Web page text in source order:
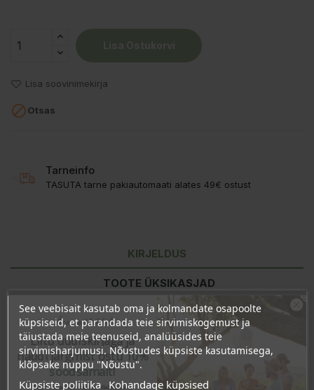
Lisa soovinimekirja
Otsas
Tarneinfo
TASUTA tarne pakiautomaati alates 49€ ostust
KIRJELDUS
TOOTE ÜKSIKASJAD
KLIENDI KOMMENTAARID
Kasutamine:1 kapsel päevas, söögikorra ajal piisava koguse
vedelikuga.
See veebisait kasutab oma ja kolmandate osapoolte
küpsiseid, et parandada teie sirvimiskogemust ja
täiustada meie teenuseid, analüüsides teie
sirvimisharjumusi. Nõustudes küpsiste kasutamisega,
klõpsake nuppu "Nõustu".
Küpsiste poliitika Kohandage küpsised
Ära veel lahku!
Liitu uudiskirjaga ja
naudi järgmist ostu 10%
soodsamalt!
Sind ootavad spetsiaalsed allahindlused,